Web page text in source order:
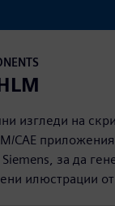
изгледи на
CAE
за да
илюстрации